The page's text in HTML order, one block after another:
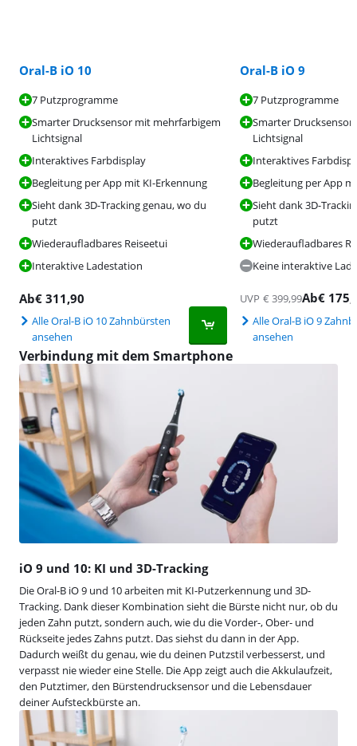
Oral-B iO 10
7 Putzprogramme
Smarter Drucksensor mit mehrfarbigem
Lichtsignal
Interaktives Farbdisplay
Begleitung per App mit KI-Erkennung
Sieht dank 3D-Tracking genau, wo du
putzt
Wiederaufladbares Reiseetui
Interaktive Ladestation
Ab€ 311,90
Alle Oral-B iO 10 Zahnbürsten
ansehen
Oral-B iO 9
7 Putzprogramme
Smarter
Lichtsignal
Interaktives
Begleitung per App
Sieht dank 3D-
putzt
Wiederaufladbares
Keine interaktive
UVP €399,99Ab€ 175
Alle Oral-B iO 9
ansehen
Verbindung mit dem Smartphone
iO 9 und 10: KI und 3D-Tracking
Die Oral-B iO 9 und 10 arbeiten mit KI-Putzerkennung und 3D-
Tracking. Dank dieser Kombination sieht die Bürste nicht nur, ob du
jeden Zahn putzt, sondern auch, wie du die Vorder-, Ober- und
Rückseite jedes Zahns putzt. Das siehst du dann in der App.
Dadurch weißt du genau, wie du deinen Putzstil verbesserst, und
verpasst nie wieder eine Stelle. Die App zeigt auch die Akkulaufzeit,
den Putztimer, den Bürstendrucksensor und die Lebensdauer
deiner Aufsteckbürste an.